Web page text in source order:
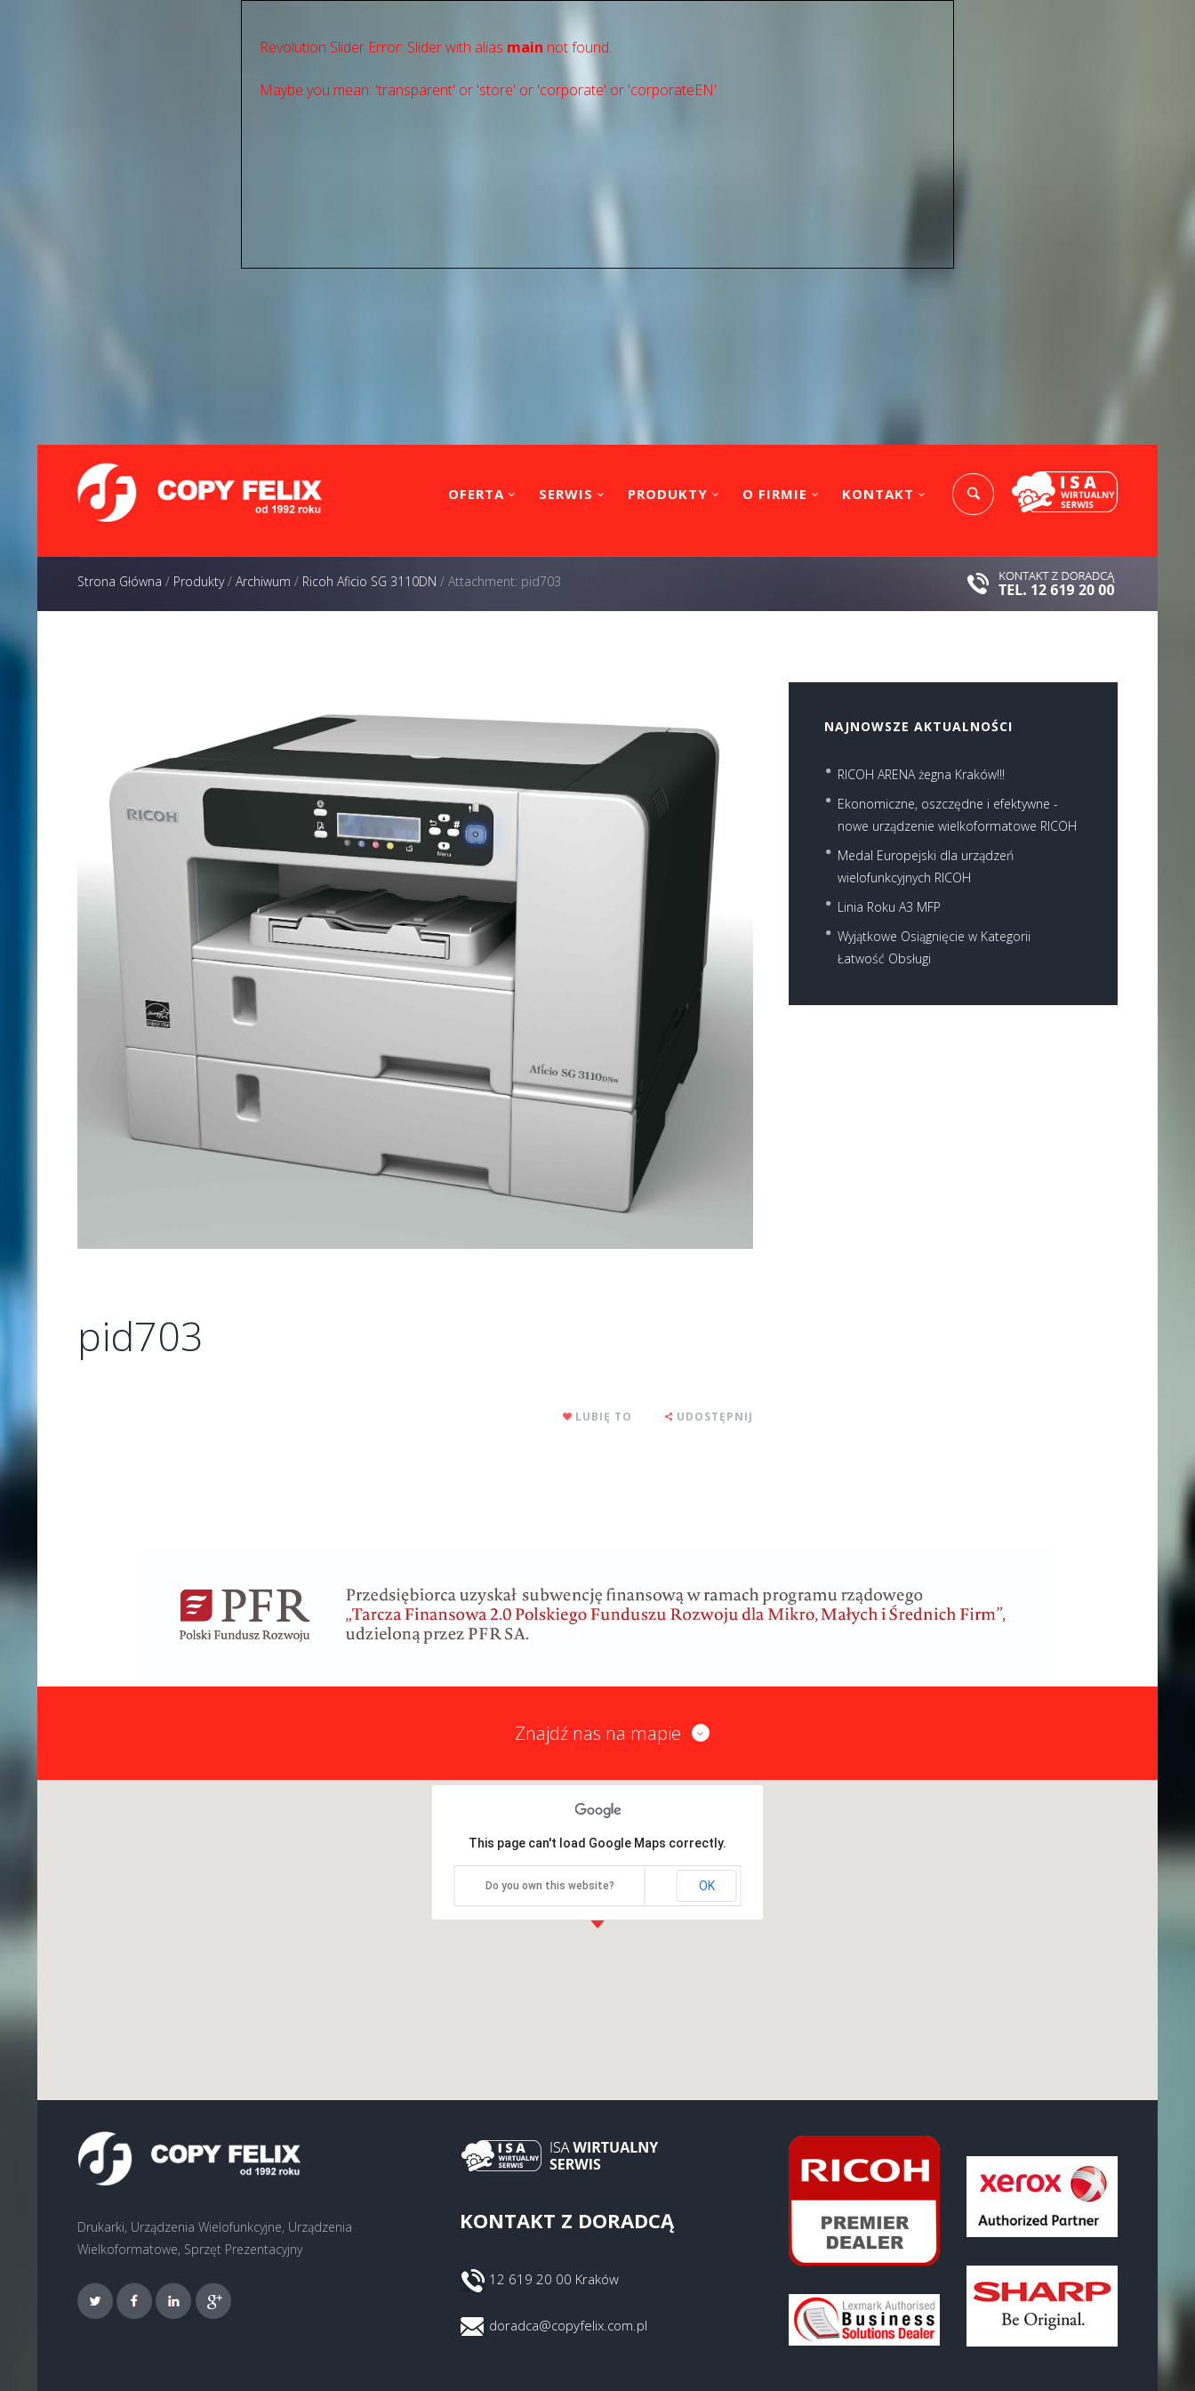
Revolution Slider Error: Slider with alias main not found.
Maybe you mean: 'transparent' or 'store' or 'сorporate' or 'corporateEN'
OFERTA SERWIS PRODUKTY O FIRMIE KONTAKT
Strona Główna / Produkty/ Archiwum / Ricoh Aficio SG 3110DN / Attachment: pid703
pid703
LUBIĘ TO UDOSTĘPNIJ
NAJNOWSZE AKTUALNOŚCI
RICOH ARENA żegna Kraków!!!
Ekonomiczne, oszczędne i efektywne -
nowe urządzenie wielkoformatowe RICOH
Medal Europejski dla urządzeń
wielofunkcyjnych RICOH
Linia Roku A3 MFP
Wyjątkowe Osiągnięcie w Kategorii
Łatwość Obsługi
Znajdź nas na mapie
This page can't load Google Maps correctly.
Do you own this website? OK
Drukarki, Urządzenia Wielofunkcyjne, Urządzenia
Wielkoformatowe, Sprzęt Prezentacyjny
KONTAKT Z DORADCĄ
12 619 20 00 Kraków
doradca@copyfelix.com.pl